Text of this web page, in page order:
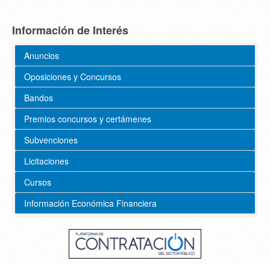
Información de Interés
Anuncios
Oposiciones y Concursos
Bandos
Premios concursos y certámenes
Subvenciones
Licitaciones
Cursos
Información Económica Financiera